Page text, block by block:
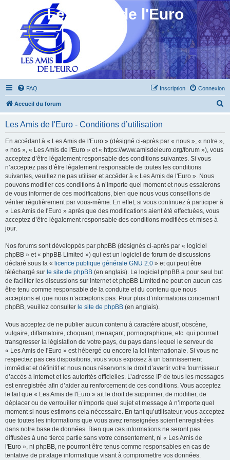
Les Amis de l'Euro
FAQ Connexion
Inscription
Accueil du forum
Les Amis de l'Euro - Conditions d’utilisation
En accédant à « Les Amis de l'Euro » (désigné ci-après par « nous », « notre »,
« nos », « Les Amis de l'Euro » et « https://www.amisdeleuro.org/forum »), vous
acceptez d’être légalement responsable des conditions suivantes. Si vous
n’acceptez pas d’être légalement responsable de toutes les conditions
suivantes, veuillez ne pas utiliser et accéder à « Les Amis de l'Euro ». Nous
pouvons modifier ces conditions à n’importe quel moment et nous essaierons
de vous informer de ces modifications, bien que nous vous conseillons de
vérifier régulièrement par vous-même. En effet, si vous continuez à participer à
« Les Amis de l'Euro » après que des modifications aient été effectuées, vous
acceptez d’être légalement responsable des conditions modifiées et mises à
jour.
Nos forums sont développés par phpBB (désignés ci-après par « logiciel
phpBB » et « phpBB Limited ») qui est un logiciel de forum de discussions
déclaré sous la « licence publique générale GNU 2.0 » et qui peut être
téléchargé sur le site de phpBB (en anglais). Le logiciel phpBB a pour seul but
de faciliter les discussions sur internet et phpBB Limited ne peut en aucun cas
être tenu comme responsable de la conduite et du contenu que nous
acceptons et que nous n’acceptons pas. Pour plus d’informations concernant
phpBB, veuillez consulter le site de phpBB (en anglais).
Vous acceptez de ne publier aucun contenu à caractère abusif, obscène,
vulgaire, diffamatoire, choquant, menaçant, pornographique, etc. qui pourrait
transgresser la législation de votre pays, du pays dans lequel le serveur de
« Les Amis de l'Euro » est hébergé ou encore la loi internationale. Si vous ne
respectez pas ces dispositions, vous vous exposez à un bannissement
immédiat et définitif et nous nous réservons le droit d’avertir votre fournisseur
d’accès à internet et les autorités officielles. L’adresse IP de tous les messages
est enregistrée afin d’aider au renforcement de ces conditions. Vous acceptez
le fait que « Les Amis de l'Euro » ait le droit de supprimer, de modifier, de
déplacer ou de verrouiller n’importe quel sujet et message à n’importe quel
moment si nous estimons cela nécessaire. En tant qu’utilisateur, vous acceptez
que toutes les informations que vous avez renseignées soient enregistrées
dans notre base de données. Bien que ces informations ne seront pas
diffusées à une tierce partie sans votre consentement, ni « Les Amis de
l'Euro », ni phpBB, ne pourront être tenus comme responsables en cas de
tentative de piratage informatique visant à compromettre vos données.